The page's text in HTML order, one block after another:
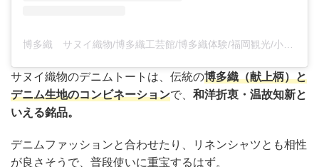
博多織 サヌイ織物/博多織工芸館/博多織体験/福岡観光/小戸/献上柄/(@hakataori.sanui)がシェアした投稿
サヌイ織物のデニムトートは、伝統の博多織（献上柄）と
デニム生地のコンビネーションで、 和洋折衷・温故知新と
いえる銘品。
デニムファッションと合わせたり、リネンシャツとも相性
が良さそうで、普段使いに重宝するはず。